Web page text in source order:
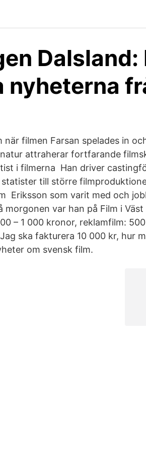
Dalsland:
nyheterna
filmen Farsan spelades in
attraherar fortfarande
i filmerna Han driver
till större
Eriksson som varit med och
morgonen var han på Film i
– 1 000 kronor, reklamfilm:
ska fakturera 10 000 kr, hur
om svensk film.